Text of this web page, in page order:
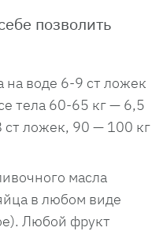
позволить
на воде 6-9 ст ложек
тела 60-65 кг — 6,5
ложек, 90 — 100 кг
масла
в любом виде
Любой фрукт